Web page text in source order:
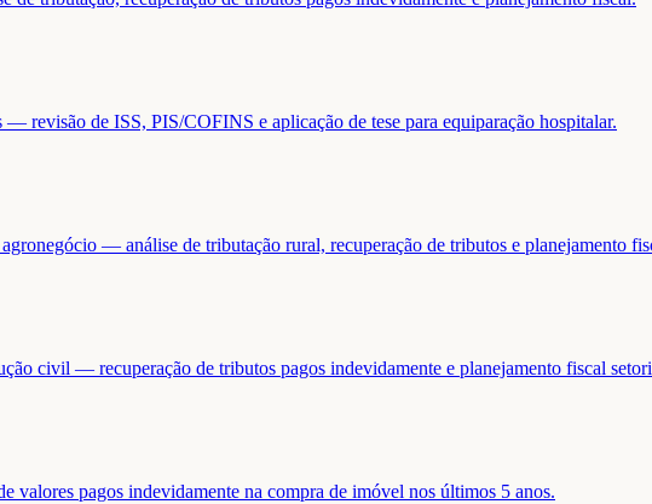
revisão de ISS, PIS/COFINS e aplicação de tese para equiparação hospitalar.
— análise de tributação rural, recuperação de tributos e planejamento
civil — recuperação de tributos pagos indevidamente e planejamento fiscal
valores pagos indevidamente na compra de imóvel nos últimos 5 anos.